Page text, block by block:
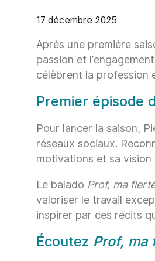
17 décembre 2025
Après une première
passion et
célèbrent la profession
Premier épisode
Pour lancer la saison,
réseaux sociaux.
motivations et sa vision
Le balado Prof, ma
valoriser le travail
inspirer par ces récits
Écoutez Prof, ma